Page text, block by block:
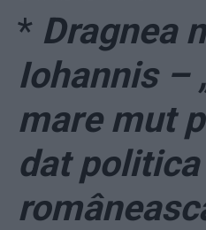
* Dragnea
Iohannis –
mare mut
dat politica